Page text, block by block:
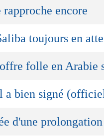
rapproche encore
toujours en
folle en Arabie
a bien signé
d'une prolongation